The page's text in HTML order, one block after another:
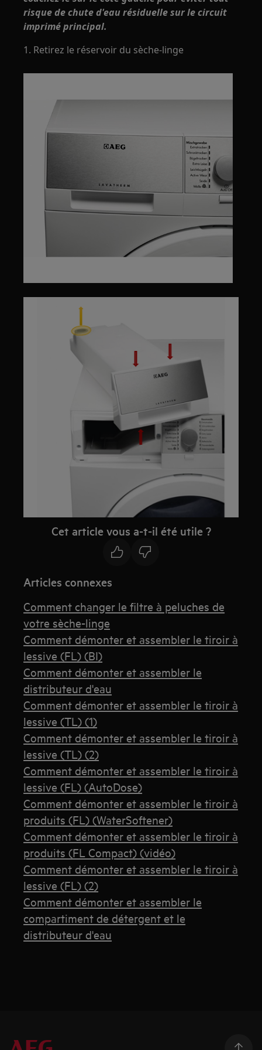
risque de chute d'eau résiduelle sur le circuit
imprimé principal.
1. Retirez le réservoir du sèche-linge
Cet article vous a-t-il été utile ?
Articles connexes
Comment changer le filtre à peluches de
votre sèche-linge
Comment démonter et assembler le tiroir à
lessive (FL) (BI)
Comment démonter et assembler le
distributeur d'eau
Comment démonter et assembler le tiroir à
lessive (TL) (1)
Comment démonter et assembler le tiroir à
lessive (TL) (2)
Comment démonter et assembler le tiroir à
lessive (FL) (AutoDose)
Comment démonter et assembler le tiroir à
produits (FL) (WaterSoftener)
Comment démonter et assembler le tiroir à
produits (FL Compact) (vidéo)
Comment démonter et assembler le tiroir à
lessive (FL) (2)
Comment démonter et assembler le
compartiment de détergent et le
distributeur d'eau